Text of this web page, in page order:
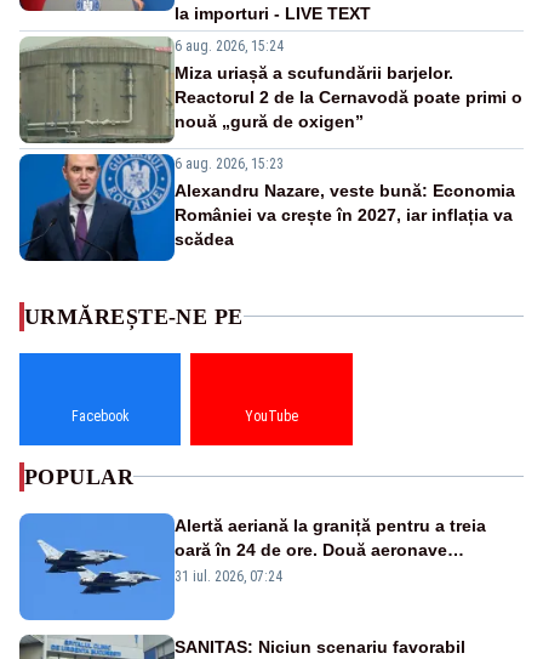
la importuri - LIVE TEXT
6 aug. 2026, 15:24
Miza uriașă a scufundării barjelor.
Reactorul 2 de la Cernavodă poate primi o
nouă „gură de oxigen”
6 aug. 2026, 15:23
Alexandru Nazare, veste bună: Economia
României va crește în 2027, iar inflația va
scădea
URMĂREȘTE-NE PE
Facebook YouTube
POPULAR
Alertă aeriană la graniță pentru a treia
oară în 24 de ore. Două aeronave
Eurofighter britanice au fost ridicate de la
31 iul. 2026, 07:24
SANITAS: Niciun scenariu favorabil